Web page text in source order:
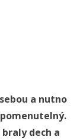
a nutno
dech a